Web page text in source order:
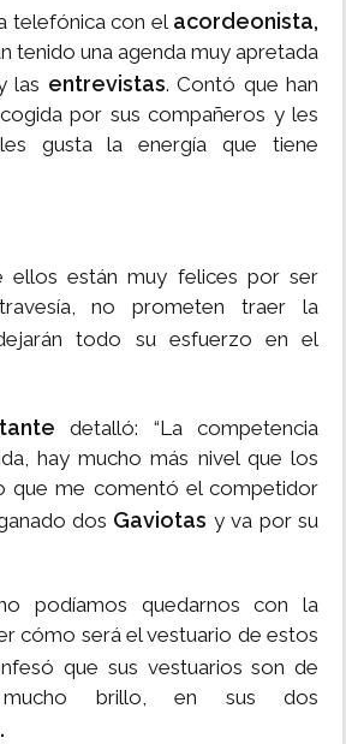
telefónica con el acordeonista,
tenido una agenda muy apretada
las entrevistas. Contó que han
por sus compañeros y les
gusta la energía que tiene
ellos están muy felices por ser
no prometen traer la
todo su esfuerzo en el
detalló: “La competencia
hay mucho más nivel que los
que me comentó el competidor
dos Gaviotas y va por su
podíamos quedarnos con la
cómo será el vestuario de estos
que sus vestuarios son de
brillo, en sus dos